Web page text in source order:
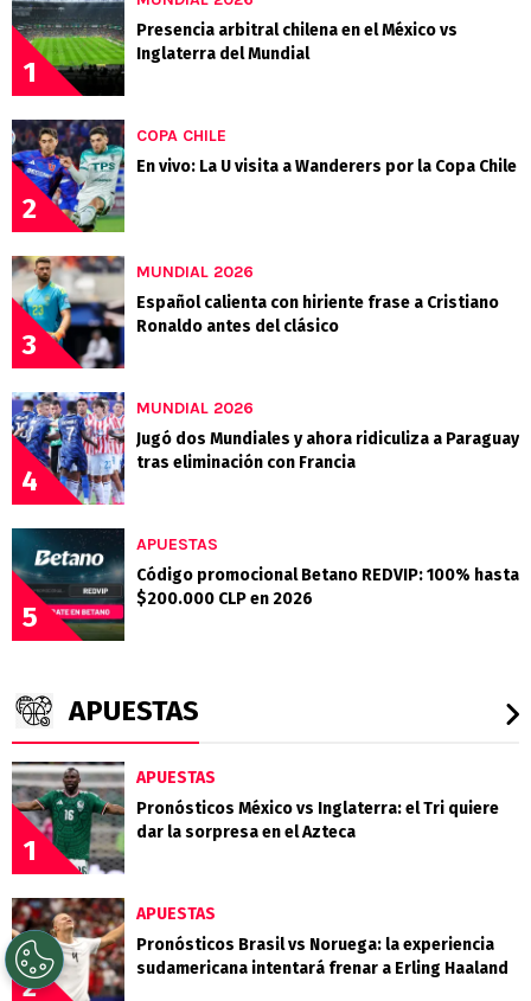
1
Presencia arbitral chilena en el México vs
Inglaterra del Mundial
2
COPA CHILE
En vivo: La U visita a Wanderers por la Copa Chile
3
MUNDIAL 2026
Español calienta con hiriente frase a Cristiano
Ronaldo antes del clásico
4
MUNDIAL 2026
Jugó dos Mundiales y ahora ridiculiza a Paraguay
tras eliminación con Francia
5
APUESTAS
Código promocional Betano REDVIP: 100% hasta
$200.000 CLP en 2026
APUESTAS
1
APUESTAS
Pronósticos México vs Inglaterra: el Tri quiere
dar la sorpresa en el Azteca
2
APUESTAS
Pronósticos Brasil vs Noruega: la experiencia
sudamericana intentará frenar a Erling Haaland